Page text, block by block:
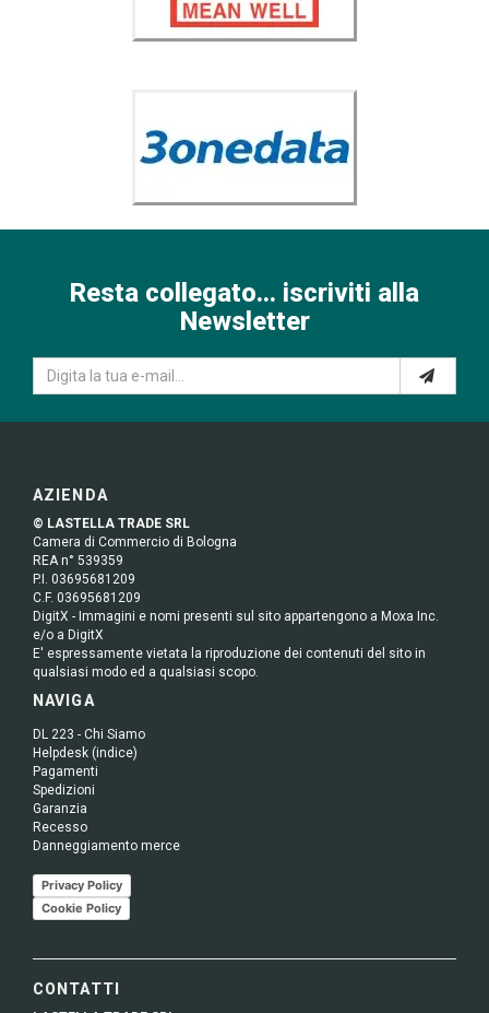
Resta collegato... iscriviti alla
Newsletter
AZIENDA
© LASTELLA TRADE SRL
Camera di Commercio di Bologna
REA n° 539359
P.I. 03695681209
C.F. 03695681209
DigitX - Immagini e nomi presenti sul sito appartengono a Moxa Inc.
e/o a DigitX
E' espressamente vietata la riproduzione dei contenuti del sito in
qualsiasi modo ed a qualsiasi scopo.
NAVIGA
DL 223 - Chi Siamo
Helpdesk (indice)
Pagamenti
Spedizioni
Garanzia
Recesso
Danneggiamento merce
Privacy Policy
Cookie Policy
CONTATTI